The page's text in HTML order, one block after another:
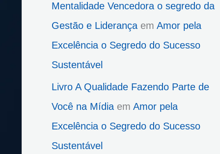
Mentalidade Vencedora o segredo da
Gestão e Liderançaem Amor pela
Excelência o Segredo do Sucesso
Sustentável
Livro A Qualidade Fazendo Parte de
Você na Mídiaem Amor pela
Excelência o Segredo do Sucesso
Sustentável